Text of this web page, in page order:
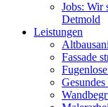
Jobs: Wir
Detmold
Leistungen
Fassade